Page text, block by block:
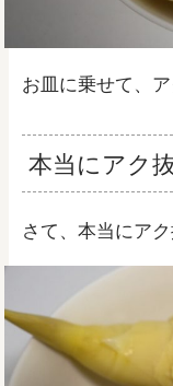
お皿に乗せて、ア
本当にアク
さて、本当にア